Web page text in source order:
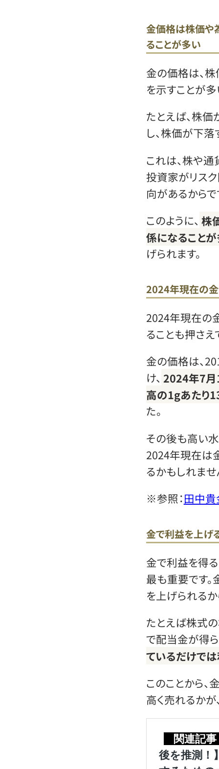
金価格は株価や
ることが多い
金の価格は、
を示すことが
たとえば、株
し、株価が下
これは、株や
投資家がリス
向があるからで
このように、 株
係になること
げられます。
2024年現在の
2024年現在の
ることも押さえ
金の価格は、
け、 2024年7
高の1gあたり
た。
その後も高い
2024年現在は
るかもしれませ
※参照：田中
金で利益を上げ
金で利益を得
最も重要です
を上げられるか
たとえば株式
で配当金が得ら
ているだけで
このことから、
高く売れるかが